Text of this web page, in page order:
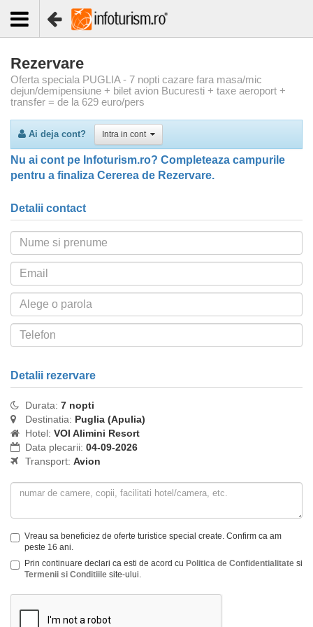
Rezervare
Oferta speciala PUGLIA - 7 nopti cazare fara masa/mic
dejun/demipensiune + bilet avion Bucuresti + taxe aeroport +
transfer = de la 629 euro/pers
Ai deja cont? Intra in cont
Nu ai cont pe Infoturism.ro? Completeaza campurile
pentru a finaliza Cererea de Rezervare.
Detalii contact
Detalii rezervare
Durata: 7 nopti
Destinatia: Puglia (Apulia)
Hotel: VOI Alimini Resort
Data plecarii: 04-09-2026
Transport: Avion
Vreau sa beneficiez de oferte turistice special create. Confirm ca am
peste 16 ani.
Prin continuare declari ca esti de acord cu Politica de Confidentialitate si
Termenii si Conditiile site-ului.